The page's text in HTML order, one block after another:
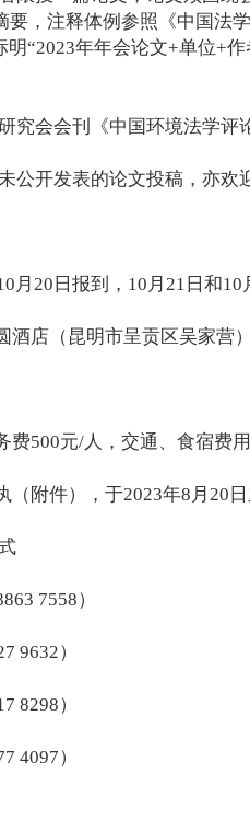
要，注释体例参照《中国法
明“2023年年会论文+单位+
会刊《中国环境法学评
发表的论文投稿，亦欢迎
20日报到，10月21日和10
店（昆明市呈贡区吴家营
500元/人，交通、食宿费
附件），于2023年8月20日
7558）
9632）
8298）
4097）